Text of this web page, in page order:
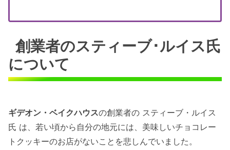
創業者のスティーブ･ルイス氏
について
ギデオン・ベイクハウスの創業者の スティーブ・ルイス
氏 は、若い頃から自分の地元には、美味しいチョコレー
トクッキーのお店がないことを悲しんでいました。